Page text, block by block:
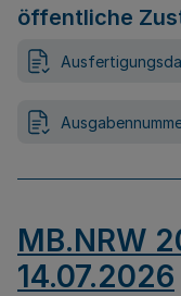
öffentliche
MB.NRW
14.07.2026